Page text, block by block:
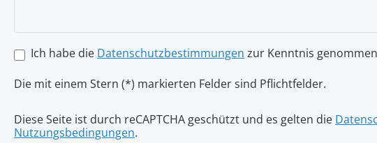
Ich habe die Datenschutzbestimmungen zur Kenntnis
Die mit einem Stern (*) markierten Felder sind Pflichtfelder.
Diese Seite ist durch reCAPTCHA geschützt und es gelten die
Nutzungsbedingungen.